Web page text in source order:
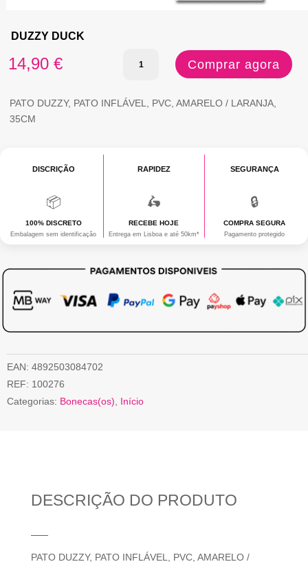
DUZZY DUCK
14,90 €
Quantidade
DUZZY
Comprar agora
PATO DUZZY, PATO INFLÁVEL, PVC, AMARELO / LARANJA,
35CM
DISCRIÇÃO
📦
100% DISCRETO
Embalagem sem identificação
RAPIDEZ
🛵
RECEBE HOJE
Entrega em Lisboa e até 50km*
SEGURANÇA
🔒
COMPRA SEGURA
Pagamento protegido
EAN: 4892503084702
REF: 100276
Categorias: Bonecas(os) Início
DESCRIÇÃO DO PRODUTO
PATO DUZZY, PATO INFLÁVEL, PVC, AMARELO /